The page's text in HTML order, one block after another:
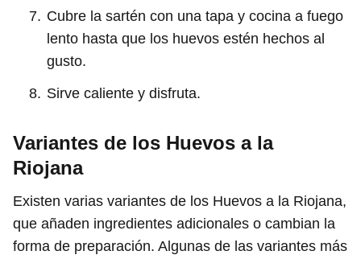
Cubre la sartén con una tapa y cocina a fuego
lento hasta que los huevos estén hechos al
gusto.
Sirve caliente y disfruta.
Variantes de los Huevos a la
Riojana
Existen varias variantes de los Huevos a la Riojana,
que añaden ingredientes adicionales o cambian la
forma de preparación. Algunas de las variantes más